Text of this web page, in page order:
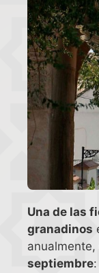
Una de las
granadinos
anualmente,
septiembre